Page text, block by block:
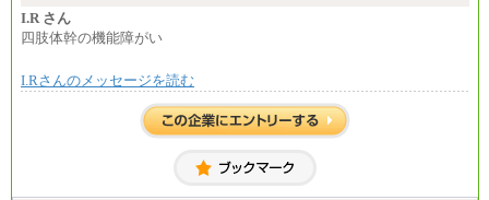
I.R さん
四肢体幹の機能障がい
I.Rさんのメッセージを読む